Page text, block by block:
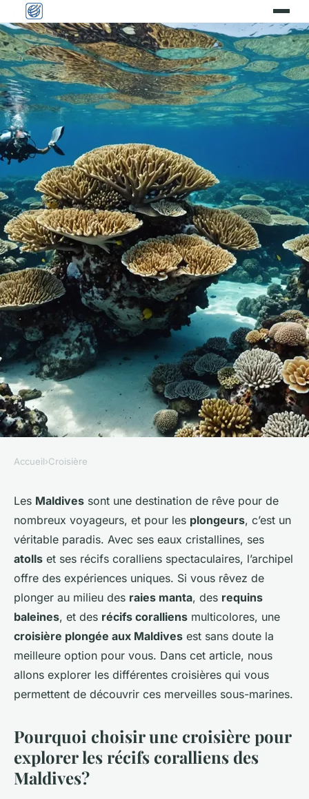
Quelles croisières permettent
de découvrir les récifs
coralliens aux Maldives?
Capucine• 10 juillet 2024 •6 min de lecture
Accueil›Croisière
Les Maldives sont une destination de rêve pour de
nombreux voyageurs, et pour les plongeurs, c’est un
véritable paradis. Avec ses eaux cristallines, ses
atolls et ses récifs coralliens spectaculaires, l’archipel
offre des expériences uniques. Si vous rêvez de
plonger au milieu des raies manta, des requins
baleines, et des récifs coralliens multicolores, une
croisière plongée aux Maldives est sans doute la
meilleure option pour vous. Dans cet article, nous
allons explorer les différentes croisières qui vous
permettent de découvrir ces merveilles sous-marines.
Pourquoi choisir une croisière pour
explorer les récifs coralliens des
Maldives?